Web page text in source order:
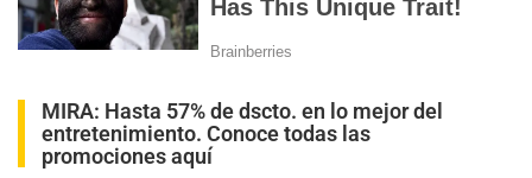
MIRA: Hasta 57% de dscto. en lo mejor del
entretenimiento. Conoce todas las
promociones aquí